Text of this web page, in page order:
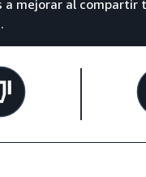
a mejorar al compartir